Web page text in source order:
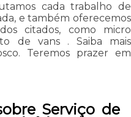
cada trabalho de
e também oferecemos
citados, como micro
de vans . Saiba mais
Teremos prazer em
Serviço de